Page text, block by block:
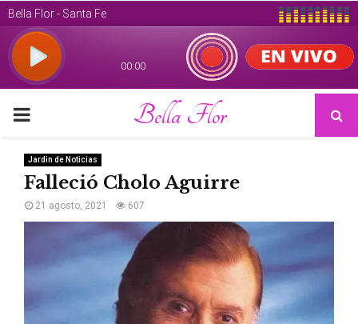
PRIMARY
MENU
Bella Flor
Jardin de Noticias
Falleció Cholo Aguirre
21 agosto, 2021 607